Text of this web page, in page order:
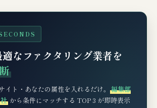
なファクタリング業者を
イト・あなたの属性を入れるだけ。 編集部
から条件にマッチする TOP 3 が即時表示